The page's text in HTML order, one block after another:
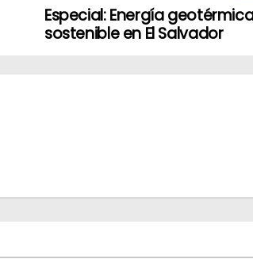
Especial: Energía
sostenible en El Salvador